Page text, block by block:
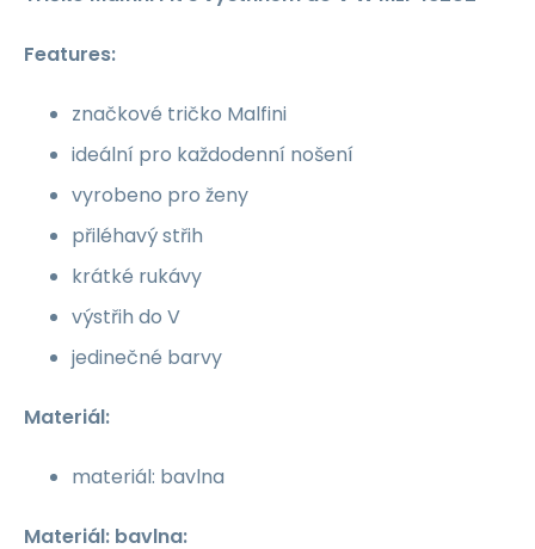
Features:
značkové tričko Malfini
ideální pro každodenní nošení
vyrobeno pro ženy
přiléhavý střih
krátké rukávy
výstřih do V
jedinečné barvy
Materiál:
materiál: bavlna
Materiál: bavlna: